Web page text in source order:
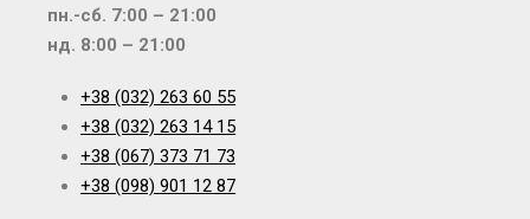
пн.-сб. 7:00 – 21:00
нд. 8:00 – 21:00
+38 (032) 263 60 55
+38 (032) 263 14 15
+38 (067) 373 71 73
+38 (098) 901 12 87